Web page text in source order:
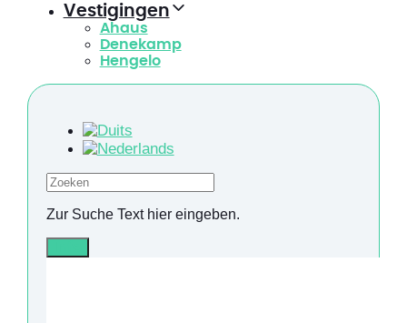
Vestigingen
Ahaus
Denekamp
Hengelo
Zoeken
Zur Suche Text hier eingeben.